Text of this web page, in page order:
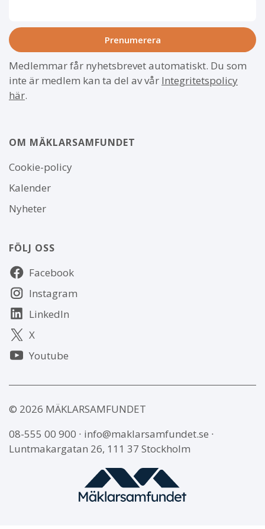
Medlemmar får nyhetsbrevet automatiskt. Du som
inte är medlem kan ta del av vår Integritetspolicy
här.
OM MÄKLARSAMFUNDET
Om
webbplatsen
Cookie-policy
Kalender
Nyheter
FÖLJ OSS
Följ
oss Facebook
Instagram
LinkedIn
X
Youtube
© 2026 MÄKLARSAMFUNDET
08-555 00 900 ∙ info@maklarsamfundet.se ∙
Luntmakargatan 26, 111 37 Stockholm